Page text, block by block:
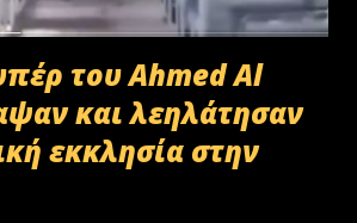
του Ahmed Al
και λεηλάτησαν
εκκλησία στην